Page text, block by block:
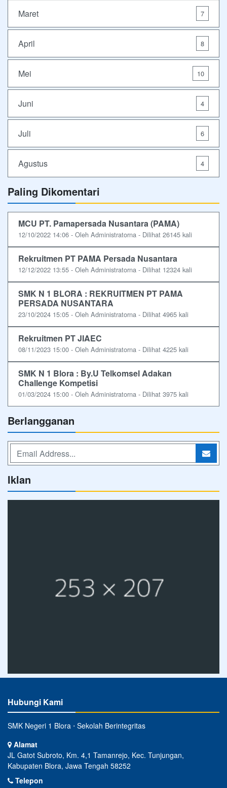
Maret 7
April 8
Mei 10
Juni 4
Juli 6
Agustus 4
Paling Dikomentari
MCU PT. Pamapersada Nusantara (PAMA)
12/10/2022 14:06 - Oleh Administratorna - Dilihat 26145 kali
Rekruitmen PT PAMA Persada Nusantara
12/12/2022 13:55 - Oleh Administratorna - Dilihat 12324 kali
SMK N 1 BLORA : REKRUITMEN PT PAMA
PERSADA NUSANTARA
23/10/2024 15:05 - Oleh Administratorna - Dilihat 4965 kali
Rekruitmen PT JIAEC
08/11/2023 15:00 - Oleh Administratorna - Dilihat 4225 kali
SMK N 1 Blora : By.U Telkomsel Adakan
Challenge Kompetisi
01/03/2024 15:00 - Oleh Administratorna - Dilihat 3975 kali
Berlangganan
Iklan
Hubungi Kami
SMK Negeri 1 Blora ⋅ Sekolah Berintegritas
Alamat
JL Gatot Subroto, Km. 4,1 Tamanrejo, Kec. Tunjungan,
Kabupaten Blora, Jawa Tengah 58252
Telepon